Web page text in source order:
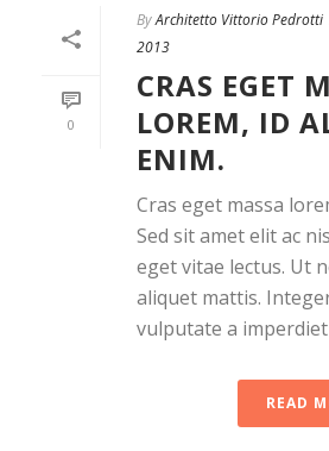
0
ByArchitetto Vittorio Pedrotti
2013
CRAS EGET
LOREM, ID
ENIM.
Cras eget massa
Sed sit amet elit ac
eget vitae lectus. Ut
aliquet mattis.
vulputate a imperdiet
READ